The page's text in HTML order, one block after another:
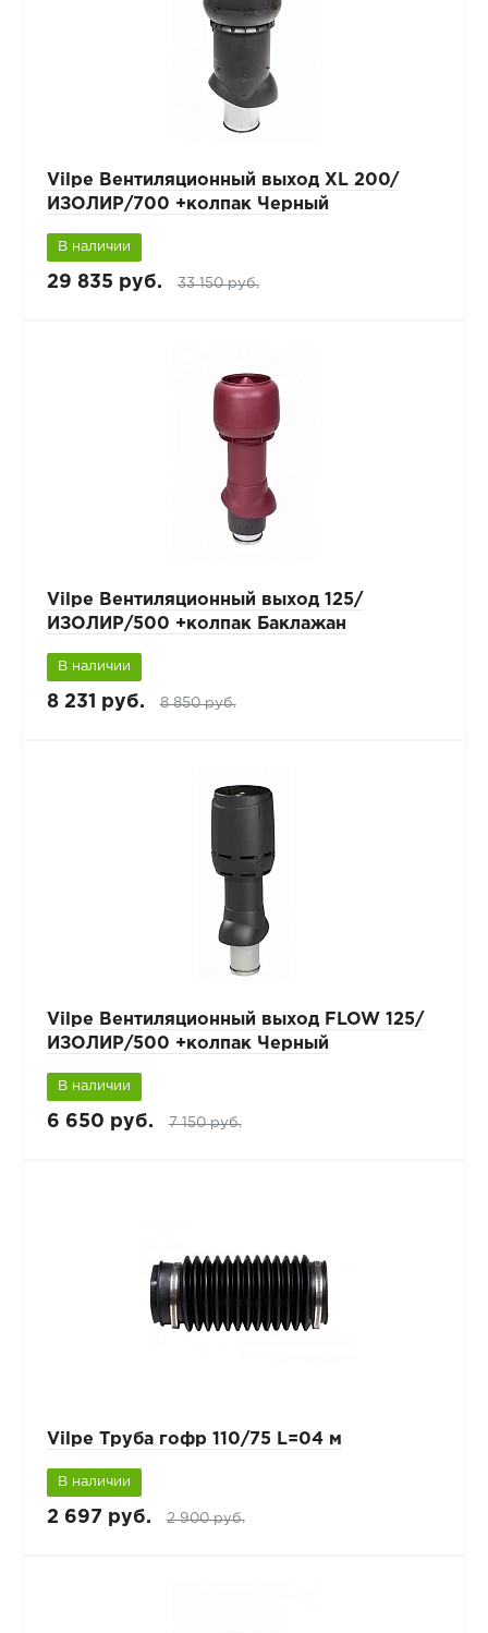
Vilpe Вентиляционный выход XL 200/
ИЗОЛИР/700 +колпак Черный
В наличии
29 835 руб. 33 150 руб.
Vilpe Вентиляционный выход 125/
ИЗОЛИР/500 +колпак Баклажан
В наличии
8 231 руб. 8 850 руб.
Vilpe Вентиляционный выход FLOW 125/
ИЗОЛИР/500 +колпак Черный
В наличии
6 650 руб. 7 150 руб.
Vilpe Труба гофр 110/75 L=04 м
В наличии
2 697 руб. 2 900 руб.